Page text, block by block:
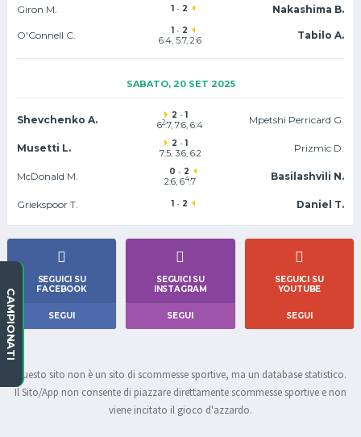
Giron M. 1- 2 Nakashima B.
O'Connell C. 1- 2
6:4, 5:7, 2:6 Tabilo A.
SABATO, 20 SET 2025
Shevchenko A. 2 -1
62:7, 7:6, 6:4 Mpetshi Perricard G.
Musetti L. 2 -1
7:5, 3:6, 6:2 Prizmic D.
McDonald M. 0 - 2
2:6, 64:7 Basilashvili N.
Griekspoor T. 1- 2 Daniel T.
SEGUICI SU
FACEBOOK
SEGUI
SEGUICI SU
INSTAGRAM
SEGUI
SEGUICI SU
YOUTUBE
SEGUI
Questo sito non è un sito di scommesse sportive, ma un database statistico.
Il Sito/App non consente di piazzare direttamente scommesse sportive e non
viene incitato il gioco d'azzardo.
CAMPIONATI